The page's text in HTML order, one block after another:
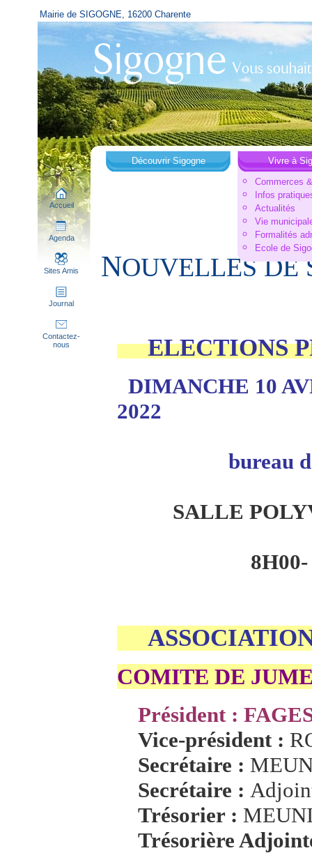
Mairie de SIGOGNE, 16200 Charente
Accueil
Agenda
Sites Amis
Journal
Contactez-
nous
Découvrir Sigogne
Vivre à
Commerces
Infos
Actualités
Vie
Formalités
Ecole de
NOUVELLES DE
ELECTIONS
DIMANCHE 10
2022
bureau des
SALLE
8H00-
COMITE DE
Président :
Vice-président :
Secrétaire :
Secrétaire :
Trésorier :
Trésorière